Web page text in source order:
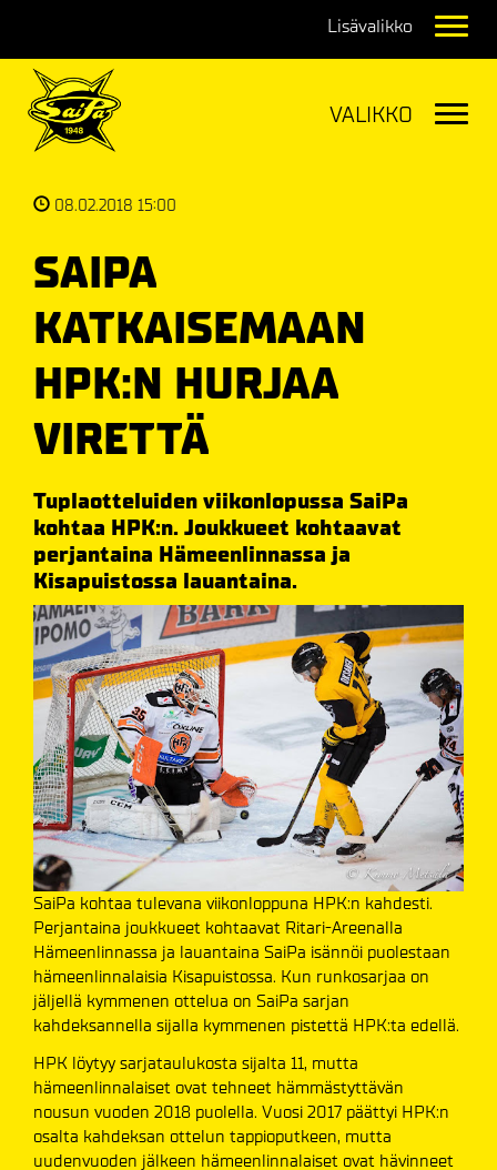
08.02.2018 15:00
SAIPA
KATKAISEMAAN
HPK:N HURJAA
VIRETTÄ
Tuplaotteluiden viikonlopussa SaiPa
kohtaa HPK:n. Joukkueet kohtaavat
perjantaina Hämeenlinnassa ja
Kisapuistossa lauantaina.
SaiPa kohtaa tulevana viikonloppuna HPK:n kahdesti.
Perjantaina joukkueet kohtaavat Ritari-Areenalla
Hämeenlinnassa ja lauantaina SaiPa isännöi puolestaan
hämeenlinnalaisia Kisapuistossa. Kun runkosarjaa on
jäljellä kymmenen ottelua on SaiPa sarjan
kahdeksannella sijalla kymmenen pistettä HPK:ta edellä.
HPK löytyy sarjataulukosta sijalta 11, mutta
hämeenlinnalaiset ovat tehneet hämmästyttävän
nousun vuoden 2018 puolella. Vuosi 2017 päättyi HPK:n
osalta kahdeksan ottelun tappioputkeen, mutta
uudenvuoden jälkeen hämeenlinnalaiset ovat hävinneet